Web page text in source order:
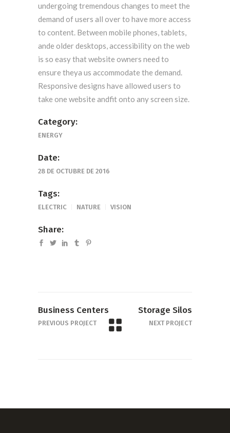
undergoing tremendous changes to meet the
demand of users all over to have more access
to content. Between mobile phones, tablets,
ande older desktops, accessibility on the web
is so easy that website owners need to
ensure theya us accommodate the demand.
Responsive designs have allowed users to
take one website andfit onto any screen size.
Category:
ENERGY
Date:
28 DE OCTUBRE DE 2016
Tags:
ELECTRIC NATURE VISION
Share:
Business Centers
PREVIOUS PROJECT
Storage Silos
NEXT PROJECT